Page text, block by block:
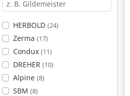
HERBOLD (24)
Zerma (17)
Condux (11)
DREHER (10)
Alpine (8)
SBM (8)